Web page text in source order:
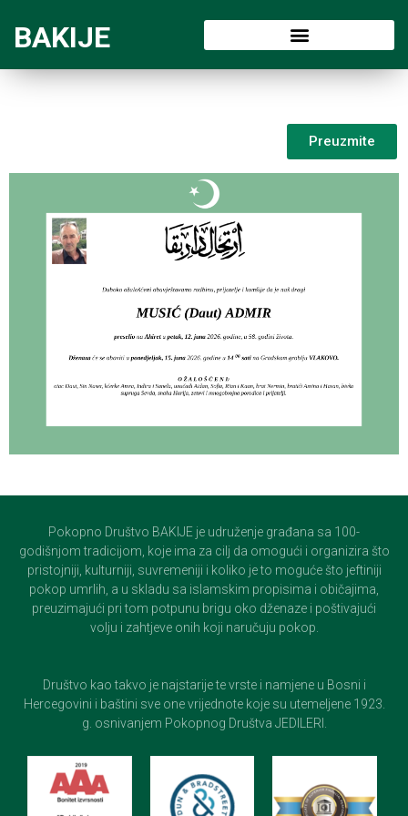
BAKIJE
Preuzmite
Pokopno Društvo BAKIJE je udruženje građana sa 100-
godišnjom tradicijom, koje ima za cilj da omogući i organizira što
pristojniji, kulturniji, suvremeniji i koliko je to moguće što jeftiniji
pokop umrlih, a u skladu sa islamskim propisima i običajima,
preuzimajući pri tom potpunu brigu oko dženaze i poštivajući
volju i zahtjeve onih koji naručuju pokop.
Društvo kao takvo je najstarije te vrste i namjene u Bosni i
Hercegovini i baštini sve one vrijednote koje su utemeljene 1923.
g. osnivanjem Pokopnog Društva JEDILERI.